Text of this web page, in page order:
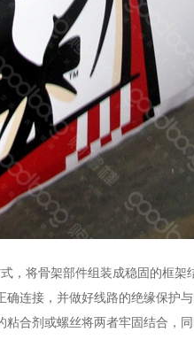
将骨架部件组装成稳固的框架
连接，并做好线路的绝缘保护
合剂或螺丝将两者牢固结合，